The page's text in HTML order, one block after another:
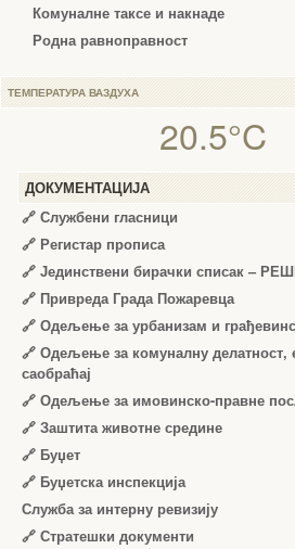
Комуналне таксе и накнаде
Родна равноправност
ТЕМПЕРАТУРА ВАЗДУХА
20.5°C
ДОКУМЕНТАЦИЈА
🔗 Службени гласници
🔗 Регистар прописа
🔗 Јединствени бирачки списак –
🔗 Привреда Града Пожаревца
🔗 Одељење за урбанизам и
🔗 Одељење за комуналну делатност,
саобраћај
🔗 Одељење за имовинско-правне
🔗 Заштита животне средине
🔗 Буџет
🔗 Буџетска инспекција
Служба за интерну ревизију
🔗 Стратешки документи